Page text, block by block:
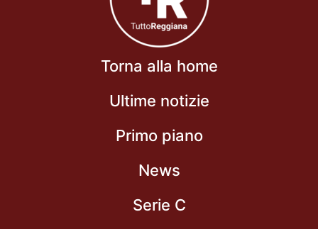
Torna alla home
Ultime notizie
Primo piano
News
Serie C